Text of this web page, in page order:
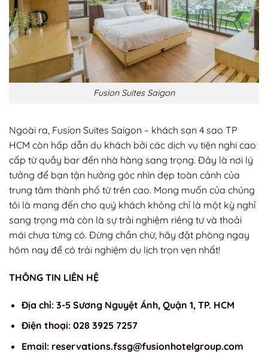
Fusion Suites Saigon
Ngoài ra, Fusion Suites Saigon – khách sạn 4 sao TP
HCM còn hấp dẫn du khách bởi các dịch vụ tiện nghi cao
cấp từ quầy bar đến nhà hàng sang trọng. Đây là nơi lý
tưởng để bạn tận hưởng góc nhìn đẹp toàn cảnh của
trung tâm thành phố từ trên cao. Mong muốn của chúng
tôi là mang đến cho quý khách không chỉ là một kỳ nghỉ
sang trọng mà còn là sự trải nghiệm riêng tư và thoải
mái chưa từng có. Đừng chần chừ, hãy đặt phòng ngay
hôm nay để có trải nghiệm du lịch trọn vẹn nhất!
THÔNG TIN LIÊN HỆ
Địa chỉ: 3-5 Sương Nguyệt Ánh, Quận 1, TP. HCM
Điện thoại: 028 3925 7257
Email: reservations.fssg@fusionhotelgroup.com